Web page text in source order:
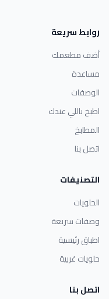
روابط سريعة
أضف مطعمك
مساعدة
الوصفات
اطبخ باللي عندك
المطابخ
اتصل بنا
التصنيفات
الحلويات
وصفات سريعة
اطباق رئيسية
حلويات غربية
اتصل بنا